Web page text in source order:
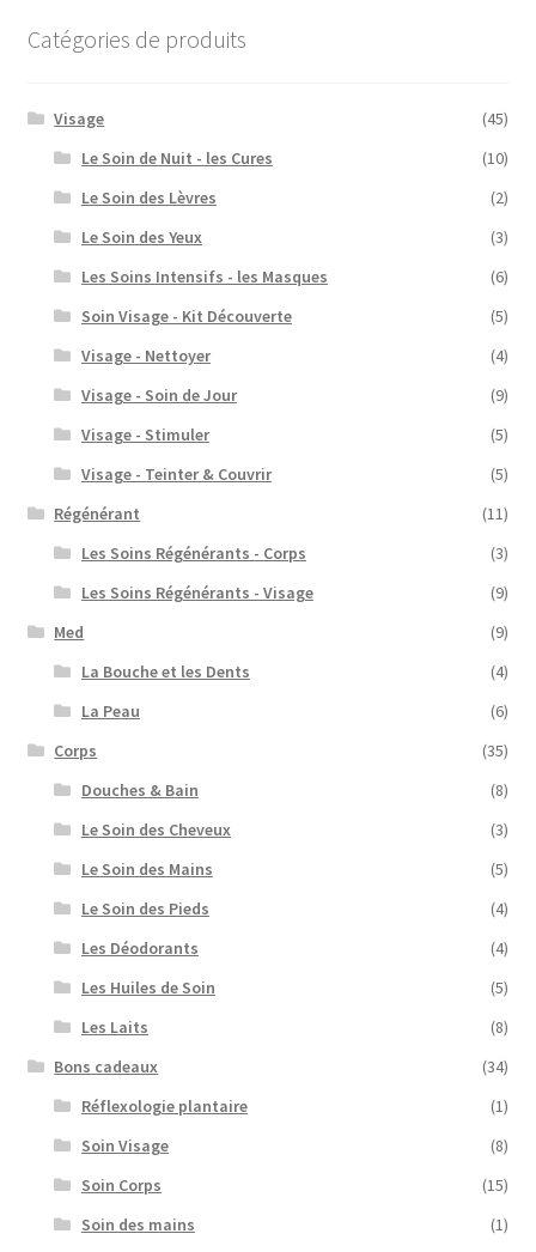
Catégories de produits
Visage
(45)
Le Soin de Nuit - les Cures
(10)
Le Soin des Lèvres
(2)
Le Soin des Yeux
(3)
Les Soins Intensifs - les Masques
(6)
Soin Visage - Kit Découverte
(5)
Visage - Nettoyer
(4)
Visage - Soin de Jour
(9)
Visage - Stimuler
(5)
Visage - Teinter & Couvrir
(5)
Régénérant
(11)
Les Soins Régénérants - Corps
(3)
Les Soins Régénérants - Visage
(9)
Med
(9)
La Bouche et les Dents
(4)
La Peau
(6)
Corps
(35)
Douches & Bain
(8)
Le Soin des Cheveux
(3)
Le Soin des Mains
(5)
Le Soin des Pieds
(4)
Les Déodorants
(4)
Les Huiles de Soin
(5)
Les Laits
(8)
Bons cadeaux
(34)
Réflexologie plantaire
(1)
Soin Visage
(8)
Soin Corps
(15)
Soin des mains
(1)